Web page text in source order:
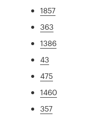
1857
363
1386
43
475
1460
357